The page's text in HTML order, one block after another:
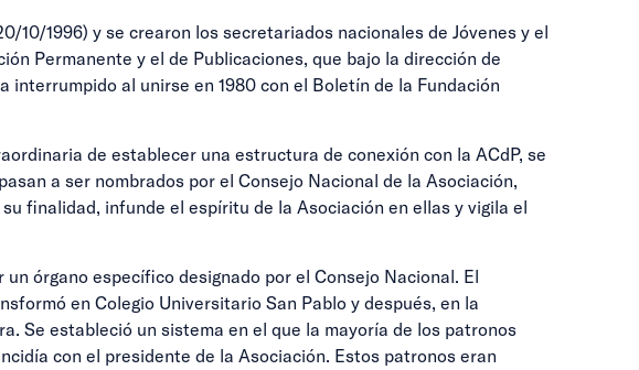
10/1996) y se crearon los secretariados nacionales de Jóvenes y el
Permanente y el de Publicaciones, que bajo la dirección de
interrumpido al unirse en 1980 con el Boletín de la Fundación
de establecer una estructura de conexión con la ACdP, se
a ser nombrados por el Consejo Nacional de la Asociación,
finalidad, infunde el espíritu de la Asociación en ellas y vigila el
órgano específico designado por el Consejo Nacional. El
en Colegio Universitario San Pablo y después, en la
Se estableció un sistema en el que la mayoría de los patronos
con el presidente de la Asociación. Estos patronos eran